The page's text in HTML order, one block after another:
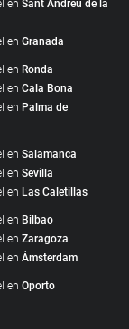
en Sant Andreu de la
en Granada
en Ronda
en Cala Bona
en Palma de
en Salamanca
en Sevilla
en Las Caletillas
en Bilbao
en Zaragoza
en Ámsterdam
en Oporto